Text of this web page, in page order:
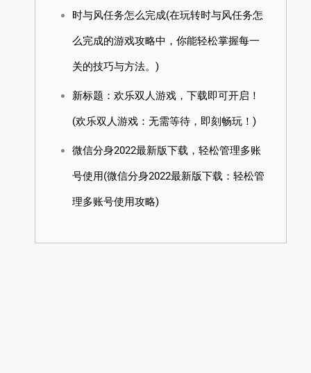
时与风任务怎么完成(在玩转时与风任务怎
么完成的游戏攻略中，你能轻松掌握每一
关的技巧与方法。)
新标题：欢乐双人游戏，下载即可开启！
(欢乐双人游戏：无需等待，即刻畅玩！)
微信分身2022最新版下载，轻松管理多账
号使用(微信分身2022最新版下载：轻松管
理多账号使用攻略)